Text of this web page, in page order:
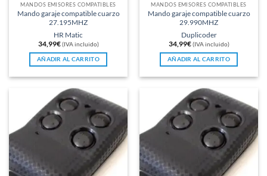
MANDOS EMISORES COMPATIBLES
Mando garaje compatible cuarzo
27.195MHZ
HR Matic
34,99€ (IVA incluido)
AÑADIR AL CARRITO
MANDOS EMISORES COMPATIBLES
Mando garaje compatible cuarzo
29.990MHZ
Duplicoder
34,99€ (IVA incluido)
AÑADIR AL CARRITO